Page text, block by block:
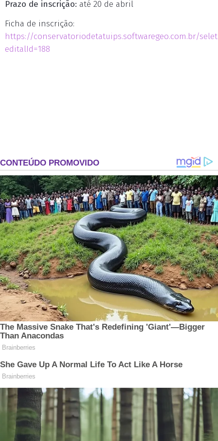
Prazo de inscrição: até 20 de abril
Ficha de inscrição:
https://conservatoriodetatuips.softwaregeo.com.br/
editalId=188